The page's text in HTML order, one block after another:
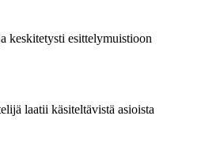
keskitetysti esittelymuistioon
laatii käsiteltävistä asioista